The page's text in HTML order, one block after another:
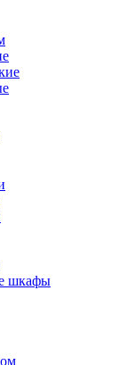
шкафы